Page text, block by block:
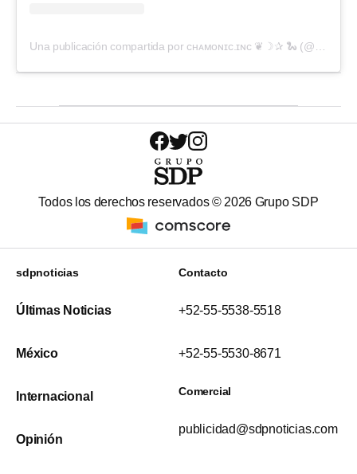
Todos los derechos reservados © 2026 Grupo SDP
sdpnoticias
Últimas Noticias
México
Internacional
Opinión
Contacto
+52-55-5538-5518
+52-55-5530-8671
Comercial
publicidad@sdpnoticias.com